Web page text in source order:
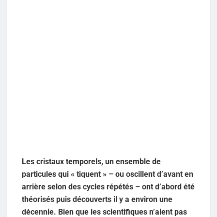
Les cristaux temporels, un ensemble de
particules qui « tiquent » – ou oscillent d’avant en
arrière selon des cycles répétés – ont d’abord été
théorisés puis découverts il y a environ une
décennie. Bien que les scientifiques n’aient pas